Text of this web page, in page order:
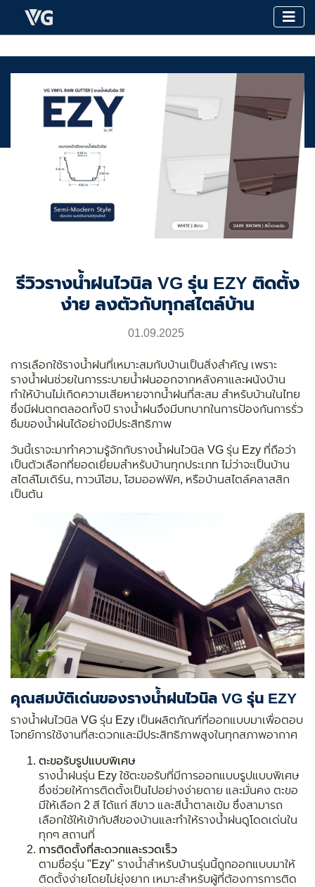
รีวิวรางน้ำฝนไวนิล VG รุ่น EZY ติดตั้ง
ง่าย ลงตัวกับทุกสไตล์บ้าน
01.09.2025
การเลือกใช้รางน้ำฝนที่เหมาะสมกับบ้านเป็นสิ่งสำคัญ เพราะ
รางน้ำฝนช่วยในการระบายน้ำฝนออกจากหลังคาและผนังบ้าน
ทำให้บ้านไม่เกิดความเสียหายจากน้ำฝนที่สะสม สำหรับบ้านในไทย
ซึ่งมีฝนตกตลอดทั้งปี รางน้ำฝนจึงมีบทบาทในการป้องกันการรั่ว
ซึมของน้ำฝนได้อย่างมีประสิทธิภาพ
วันนี้เราจะมาทำความรู้จักกับรางน้ำฝนไวนิล VG รุ่น Ezy ที่ถือว่า
เป็นตัวเลือกที่ยอดเยี่ยมสำหรับบ้านทุกประเภท ไม่ว่าจะเป็นบ้าน
สไตล์โมเดิร์น, ทาวน์โฮม, โฮมออฟฟิศ, หรือบ้านสไตล์คลาสสิก
เป็นต้น
คุณสมบัติเด่นของรางน้ำฝนไวนิล VG รุ่น EZY
รางน้ำฝนไวนิล VG รุ่น Ezy เป็นผลิตภัณฑ์ที่ออกแบบมาเพื่อตอบ
โจทย์การใช้งานที่สะดวกและมีประสิทธิภาพสูงในทุกสภาพอากาศ
ตะขอรับรูปแบบพิเศษ
รางน้ำฝนรุ่น Ezy ใช้ตะขอรับที่มีการออกแบบรูปแบบพิเศษ
ซึ่งช่วยให้การติดตั้งเป็นไปอย่างง่ายดาย และมั่นคง ตะขอ
มีให้เลือก 2 สี ได้แก่ สีขาว และสีน้ำตาลเข้ม ซึ่งสามารถ
เลือกใช้ให้เข้ากับสีของบ้านและทำให้รางน้ำฝนดูโดดเด่นใน
ทุกๆ สถานที่
การติดตั้งที่สะดวกและรวดเร็ว
ตามชื่อรุ่น "Ezy" รางน้ำสำหรับบ้านรุ่นนี้ถูกออกแบบมาให้
ติดตั้งง่ายโดยไม่ยุ่งยาก เหมาะสำหรับผู้ที่ต้องการการติด